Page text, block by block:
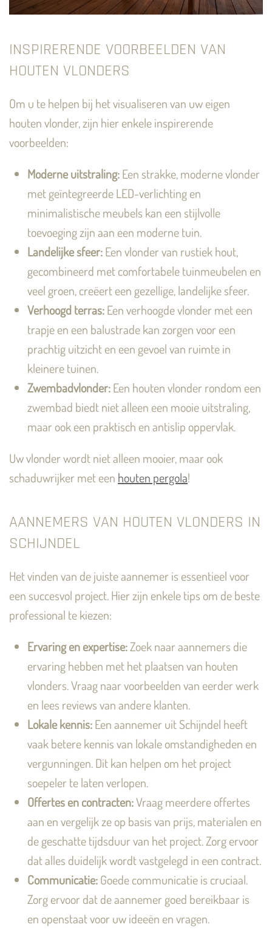
INSPIRERENDE VOORBEELDEN VAN
HOUTEN VLONDERS
Om u te helpen bij het visualiseren van uw eigen
houten vlonder, zijn hier enkele inspirerende
voorbeelden:
Moderne uitstraling:Een strakke, moderne vlonder
met geïntegreerde LED-verlichting en
minimalistische meubels kan een stijlvolle
toevoeging zijn aan een moderne tuin.
Landelijke sfeer:Een vlonder van rustiek hout,
gecombineerd met comfortabele tuinmeubelen en
veel groen, creëert een gezellige, landelijke sfeer.
Verhoogd terras:Een verhoogde vlonder met een
trapje en een balustrade kan zorgen voor een
prachtig uitzicht en een gevoel van ruimte in
kleinere tuinen.
Zwembadvlonder:Een houten vlonder rondom een
zwembad biedt niet alleen een mooie uitstraling,
maar ook een praktisch en antislip oppervlak.
Uw vlonder wordt niet alleen mooier, maar ook
schaduwrijker met een houten pergola!
AANNEMERS VAN HOUTEN VLONDERS IN
SCHIJNDEL
Het vinden van de juiste aannemer is essentieel voor
een succesvol project. Hier zijn enkele tips om de beste
professional te kiezen:
Ervaring en expertise:Zoek naar aannemers die
ervaring hebben met het plaatsen van houten
vlonders. Vraag naar voorbeelden van eerder werk
en lees reviews van andere klanten.
Lokale kennis:Een aannemer uit Schijndel heeft
vaak betere kennis van lokale omstandigheden en
vergunningen. Dit kan helpen om het project
soepeler te laten verlopen.
Offertes en contracten:Vraag meerdere offertes
aan en vergelijk ze op basis van prijs, materialen en
de geschatte tijdsduur van het project. Zorg ervoor
dat alles duidelijk wordt vastgelegd in een contract.
Communicatie:Goede communicatie is cruciaal.
Zorg ervoor dat de aannemer goed bereikbaar is
en openstaat voor uw ideeën en vragen.